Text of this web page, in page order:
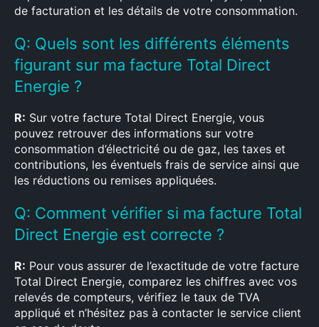
de facturation et les détails de votre consommation.
Q: Quels sont les différents éléments
figurant sur ma facture Total Direct
Energie ?
R: Sur votre facture Total Direct Energie, vous
pouvez retrouver des informations sur votre
consommation d’électricité ou de gaz, les taxes et
contributions, les éventuels frais de service ainsi que
les réductions ou remises appliquées.
Q: Comment vérifier si ma facture Total
Direct Energie est correcte ?
R: Pour vous assurer de l’exactitude de votre facture
Total Direct Energie, comparez les chiffres avec vos
relevés de compteurs, vérifiez le taux de TVA
appliqué et n’hésitez pas à contacter le service client